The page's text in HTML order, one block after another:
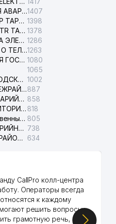
ШАЙХАНТАХУРСКАЯ АВАРИЙНАЯ СЛУЖБА ЭЛЕКТРОСЕТИ1407
САМАРКАНД ЭЛЕКТР ТАРМОКЛАРИ АО 1398
SURHONDARYO ELEKTR TARMOKLARI АО 1378
АВАРИЙНАЯ СЛУЖБА ЭЛЕКТРОСЕТИ ТАШКЕНТСКОГО РАЙОНА 1286
СПРАВОЧНОЕ БЮРО О ТЕЛЕФОНАХ ОРГАНИЗАЦИЙ г. ТАШКЕНТА1263
ТЕЛЕФОНЫ ДОВЕРИЯ ГОСУДАРСТВЕННОГО ЦЕНТРА ТЕСТИРОВАНИЯ 1080
1065
ТАШКЕНТСКИЙ ГОРОДСКОЙ СУД ПО ГРАЖДАНСКИМ ДЕЛАМ 1002
ЯККАСАРАЙСКИЙ МЕЖРАЙОННЫЙ СУД ПО ГРАЖДАНСКИМ ДЕЛАМ887
ЮНУСАБАДСКАЯ АВАРИЙНАЯ СЛУЖБА ЭЛЕКТРОСЕТИ 858
НАВОИЙСКОЕ ТЕРРИТОРИАЛЬНОЕ ПРЕДПРИЯТИЕ ЭЛЕКТРОСЕТИ АО 818
Ташкентский следственный изолятор 805
СЕРГЕЛИЙСКАЯ АВАРИЙНАЯ СЛУЖБА ЭЛЕКТРОСЕТИ 738
УЧТЕПИНСКИЙ МЕЖРАЙОННЫЙ СУД ПО ГРАЖДАНСКИМ ДЕЛАМ 634
CallPro колл-центра
Операторы всегда
к каждому
решить вопросы.
грамотную речь,